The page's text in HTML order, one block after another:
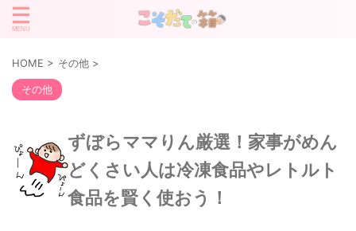
HOME > その他 >
その他
ずぼらママりん厳選！家事がめん
どくさい人は冷凍食品やレトルト
食品を賢く使おう！